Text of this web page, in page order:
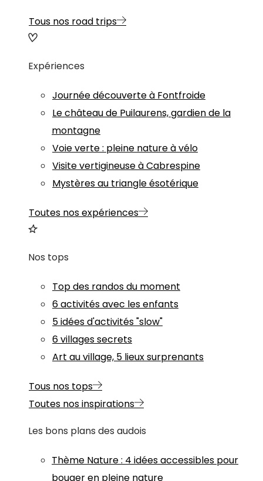
Tous nos road trips
Expériences
Journée découverte à Fontfroide
Le château de Puilaurens, gardien de la
montagne
Voie verte : pleine nature à vélo
Visite vertigineuse à Cabrespine
Mystères au triangle ésotérique
Toutes nos expériences
Nos tops
Top des randos du moment
6 activités avec les enfants
5 idées d'activités "slow"
6 villages secrets
Art au village, 5 lieux surprenants
Tous nos tops
Toutes nos inspirations
Les bons plans des audois
Thème Nature: 4 idées accessibles pour
bouger en pleine nature